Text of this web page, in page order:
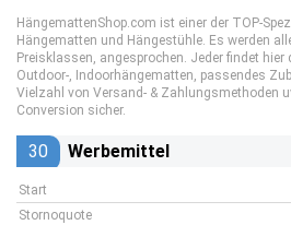
HängemattenShop.com ist einer der TOP-
Hängematten und Hängestühle. Es werden
Preisklassen, angesprochen. Jeder findet hier
Outdoor-, Indoorhängematten, passendes
Vielzahl von Versand- & Zahlungsmethoden
Conversion sicher.
30 Werbemittel
Start
Stornoquote